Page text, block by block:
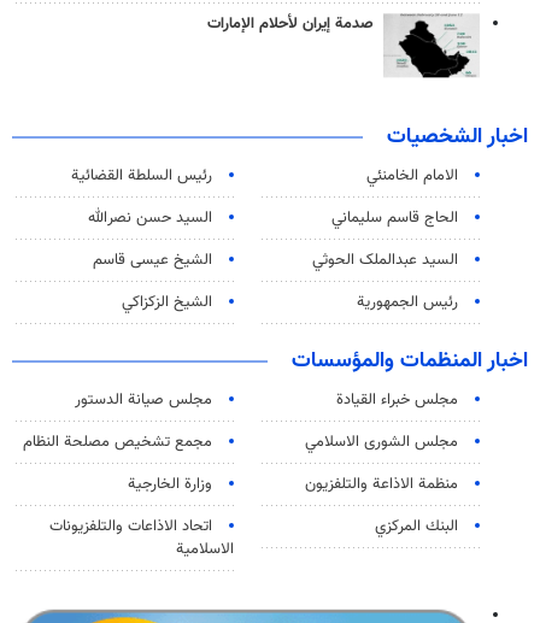
صدمة إيران لأحلام الإمارات
اخبار الشخصيات
الامام الخامنئي
رئیس السلطة القضائیة
الحاج قاسم سليماني
السيد حسن نصرالله
السید عبدالملک الحوثي
الشيخ عيسى قاسم
رئيس الجمهورية
الشيخ الزكزاكي
اخبار المنظمات والمؤسسات
مجلس خبراء القيادة
مجلس صيانة الدستور
مجلس الشورى الاسلامي
مجمع تشخيص مصلحة النظام
منظمة الاذاعة والتلفزیون
وزارة الخارجية
البنك المركزي
اتحاد الاذاعات والتلفزيونات
الاسلامية